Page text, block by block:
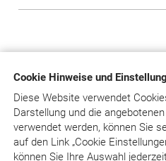
Cookie Hinweise und
Diese Website verwendet
Darstellung und die
verwendet werden, können Sie
aufden Link „Cookie
können Sie Ihre Auswahl